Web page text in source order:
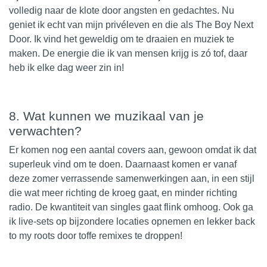
volledig naar de klote door angsten en gedachtes. Nu
geniet ik echt van mijn privéleven en die als The Boy Next
Door. Ik vind het geweldig om te draaien en muziek te
maken. De energie die ik van mensen krijg is zó tof, daar
heb ik elke dag weer zin in!
8.⁠ ⁠Wat kunnen we muzikaal van je
verwachten?
Er komen nog een aantal covers aan, gewoon omdat ik dat
superleuk vind om te doen. Daarnaast komen er vanaf
deze zomer verrassende samenwerkingen aan, in een stijl
die wat meer richting de kroeg gaat, en minder richting
radio. De kwantiteit van singles gaat flink omhoog. Ook ga
ik live-sets op bijzondere locaties opnemen en lekker back
to my roots door toffe remixes te droppen!